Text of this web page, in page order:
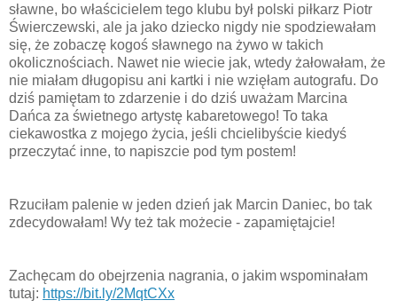
sławne, bo właścicielem tego klubu był polski piłkarz Piotr
Świerczewski, ale ja jako dziecko nigdy nie spodziewałam
się, że zobaczę kogoś sławnego na żywo w takich
okolicznościach. Nawet nie wiecie jak, wtedy żałowałam, że
nie miałam długopisu ani kartki i nie wzięłam autografu. Do
dziś pamiętam to zdarzenie i do dziś uważam Marcina
Dańca za świetnego artystę kabaretowego! To taka
ciekawostka z mojego życia, jeśli chcielibyście kiedyś
przeczytać inne, to napiszcie pod tym postem!
Rzuciłam palenie w jeden dzień jak Marcin Daniec, bo tak
zdecydowałam! Wy też tak możecie - zapamiętajcie!
Zachęcam do obejrzenia nagrania, o jakim wspominałam
tutaj: https://bit.ly/2MqtCXx